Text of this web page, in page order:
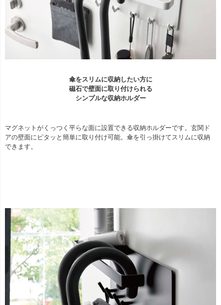
傘をスリムに収納したい方に
磁石で壁面に取り付けられる
シンプルな収納ホルダー
マグネットがくっつく平らな面に設置できる収納ホルダーです。玄関ド
アの壁面にピタッと簡単に取り付け可能。傘を引っ掛けてスリムに収納
できます。